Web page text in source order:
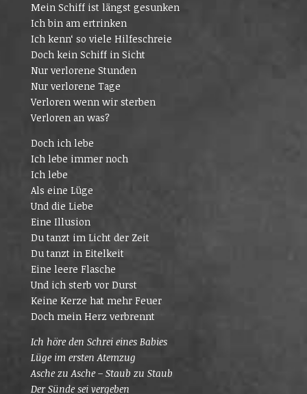
Mein Schiff ist längst gesunken
Ich bin am ertrinken
Ich kenn‘ so viele Hilfeschreie
Doch kein Schiff in Sicht
Nur verlorene Stunden
Nur verlorene Tage
Verloren wenn wir sterben
Verloren an was?
Doch ich lebe
Ich lebe immer noch
Ich lebe
Als eine Lüge
Und die Liebe
Eine Illusion
Du tanzt im Licht der Zeit
Du tanzt in Eitelkeit
Eine leere Flasche
Und ich sterb vor Durst
Keine Kerze hat mehr Feuer
Doch mein Herz verbrennt
Ich höre den Schrei eines Babies
Lüge im ersten Atemzug
Asche zu Asche – Staub zu Staub
Der Sünde sei vergeben